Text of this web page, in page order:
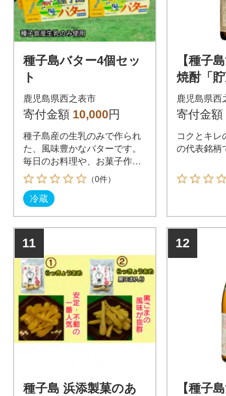
種子島バター4個セッ
ト
鹿児島県西之表市
寄付金額 10,000円
種子島産の生乳のみで作られ
た、風味豊かなバターです。
毎日のお料理や、お菓子作り
に是非どうぞ!
（0件）
冷蔵
【種子
焼酎「
耀」
セット
鹿児島県西
寄付金額
コクとキレ
の代表銘柄
11
種子島 浜添製菓のあ
12
【種子